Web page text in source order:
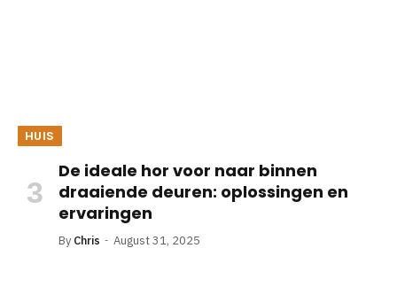
HUIS
De ideale hor voor naar binnen
draaiende deuren: oplossingen en
ervaringen
By Chris August 31, 2025